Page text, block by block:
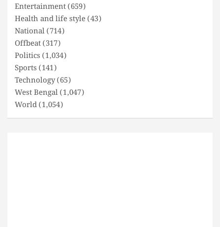
Entertainment(659)
Health and life style(43)
National(714)
Offbeat(317)
Politics (1,034)
Sports (141)
Technology(65)
West Bengal(1,047)
World(1,054)